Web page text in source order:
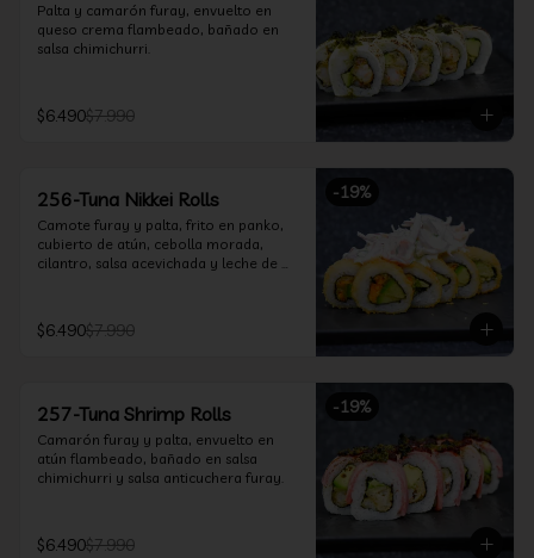
Palta y camarón furay, envuelto en
queso crema flambeado, bañado en
salsa chimichurri.
$6.490$7.990
-19%
256-Tuna Nikkei Rolls
Camote furay y palta, frito en panko,
cubierto de atún, cebolla morada,
cilantro, salsa acevichada y leche de
$6.490$7.990
-19%
257-Tuna Shrimp Rolls
Camarón furay y palta, envuelto en
atún flambeado, bañado en salsa
chimichurri y salsa anticuchera furay.
$6.490$7.990